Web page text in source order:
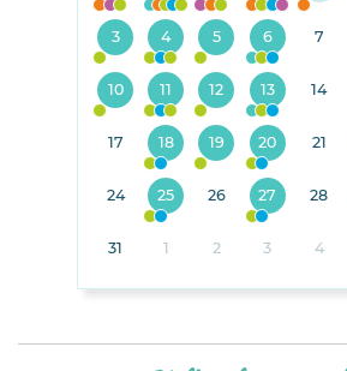
3 4 5 6 7
10 11 12 13 14
17 18 19 20 21
24 25 26 27 28
31 1 2 3 4